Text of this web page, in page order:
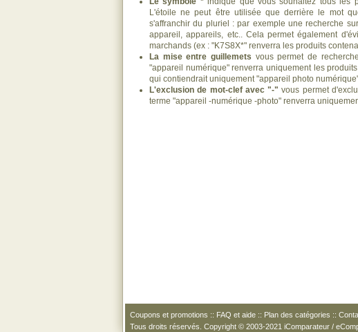
L'étoile ne peut être utilisée que derrière le mot
s'affranchir du pluriel : par exemple une recherche
appareil, appareils, etc.. Cela permet également
marchands (ex : "K7S8X*" renverra les produits
La mise entre guillemets vous permet de
"appareil numérique" renverra uniquement les
qui contiendrait uniquement "appareil photo
L'exclusion de mot-clef avec "-" vous permet
terme "appareil -numérique -photo" renverra
Coupons et promotions :: FAQ et aide :: Plan des catégories ::
Tous droits réservés. Copyright © 2003-2021 iComparateur /